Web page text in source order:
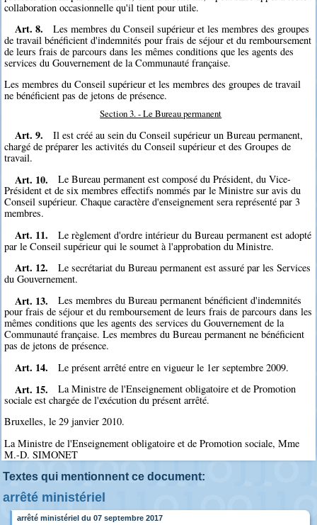
collaboration occasionnelle qu'il tient pour utile.
Art. 8.
Les membres du Conseil supérieur et les membres des groupes
de travail bénéficient d'indemnités pour frais de séjour et du remboursement
de leurs frais de parcours dans les mêmes conditions que les agents des
services du Gouvernement de la Communauté française.
Les membres du Conseil supérieur et les membres des groupes de travail
ne bénéficient pas de jetons de présence.
Section 3. - Le Bureau permanent
Art. 9.
Il est créé au sein du Conseil supérieur un Bureau permanent,
chargé de préparer les activités du Conseil supérieur et des Groupes de
travail.
Art. 10.
Le Bureau permanent est composé du Président, du Vice-
Président et de six membres effectifs nommés par le Ministre sur avis du
Conseil supérieur. Chaque caractère d'enseignement sera représenté par 3
membres.
Art. 11.
Le règlement d'ordre intérieur du Bureau permanent est adopté
par le Conseil supérieur qui le soumet à l'approbation du Ministre.
Art. 12.
Le secrétariat du Bureau permanent est assuré par les Services
du Gouvernement.
Art. 13.
Les membres du Bureau permanent bénéficient d'indemnités
pour frais de séjour et du remboursement de leurs frais de parcours dans les
mêmes conditions que les agents des services du Gouvernement de la
Communauté française. Les membres du Bureau permanent ne bénéficient
pas de jetons de présence.
Art. 14. Le présent arrêté entre en vigueur le 1er septembre 2009.
Art. 15.
La Ministre de l'Enseignement obligatoire et de Promotion
sociale est chargée de l'exécution du présent arrêté.
Bruxelles, le 29 janvier 2010.
La Ministre de l'Enseignement obligatoire et de Promotion sociale, Mme
M.-D. SIMONET
Textes qui mentionnent ce document:
arrêté ministériel
arrêté ministériel du 07 septembre 2017